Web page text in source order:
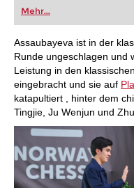
oder bereits auf
FRITZ trainieren Sie
individueller als je zuvor.
Mehr...
Assaubayeva ist in der
Runde ungeschlagen und
Leistung in den
eingebracht und sie auf
katapultiert , hinter dem
Tingjie, Ju Wenjun und